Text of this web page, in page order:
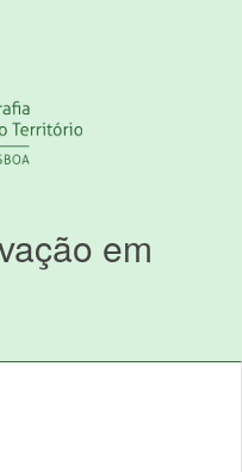
em